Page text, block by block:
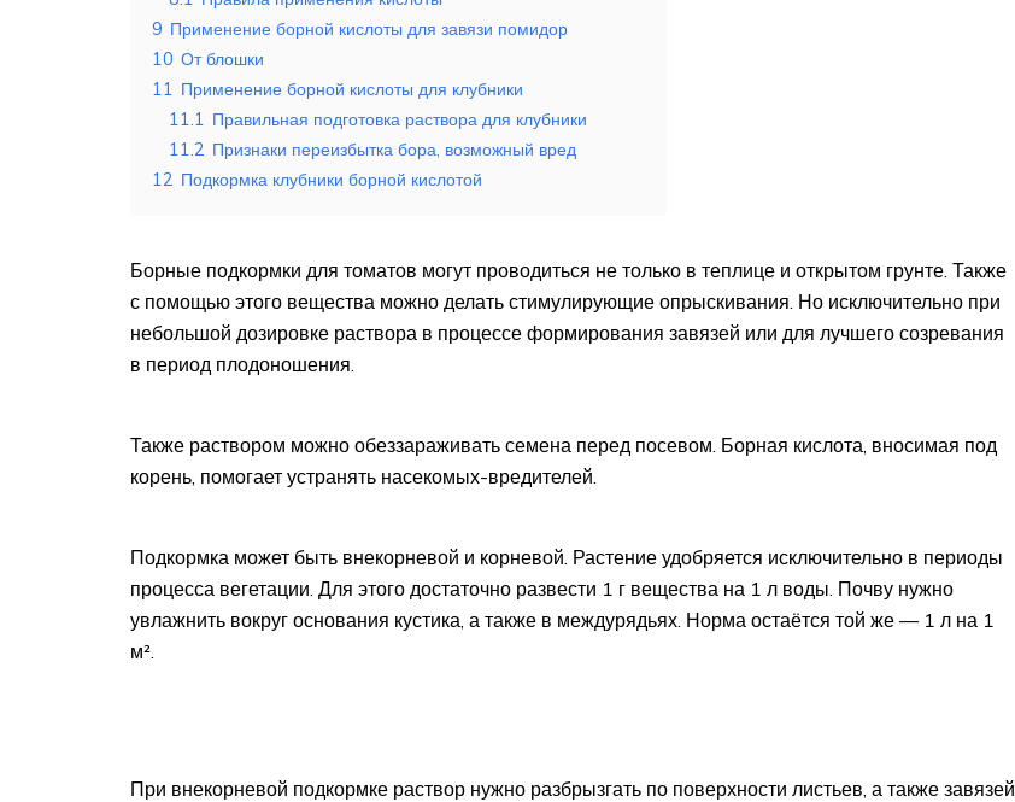
9 Применение борной кислоты для завязи помидор
10 От блошки
11 Применение борной кислоты для клубники
11.1 Правильная подготовка раствора для клубники
11.2 Признаки переизбытка бора, возможный вред
12 Подкормка клубники борной кислотой
Борные подкормки для томатов могут проводиться не только в теплице и открытом грунте. Также
с помощью этого вещества можно делать стимулирующие опрыскивания. Но исключительно при
небольшой дозировке раствора в процессе формирования завязей или для лучшего созревания
в период плодоношения.
Также раствором можно обеззараживать семена перед посевом. Борная кислота, вносимая под
корень, помогает устранять насекомых-вредителей.
Подкормка может быть внекорневой и корневой. Растение удобряется исключительно в периоды
процесса вегетации. Для этого достаточно развести 1 г вещества на 1 л воды. Почву нужно
увлажнить вокруг основания кустика, а также в междурядьях. Норма остаётся той же — 1 л на 1
м².
При внекорневой подкормке раствор нужно разбрызгать по поверхности листьев, а также завязей